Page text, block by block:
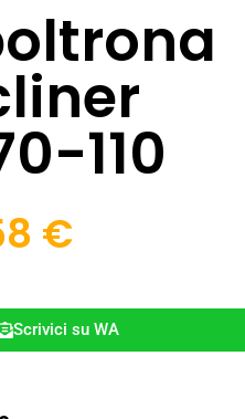
110
€
Scrivici su WA